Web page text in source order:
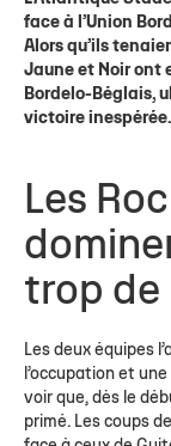
face à l’Union
Alors qu’ils
Jaune et Noir ont
Bordelo-Béglais,
victoire inespérée.
Les
trop de
Les deux équipes
l’occupation et
voir que, dès le
primé. Les coups